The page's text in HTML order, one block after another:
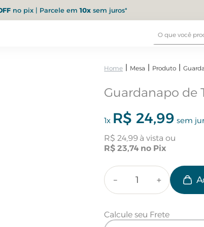
no pix | Parcele em10xsem juros*
Mesa Produto
Guardanapo de
1x R$ 24,99 sem
R$ 24,99
R$ 23,74
＋
－
Calcule seu Frete